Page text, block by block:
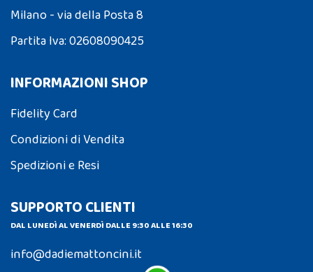
Milano - via della Posta 8
Partita Iva: 02608090425
INFORMAZIONI SHOP
Fidelity Card
Condizioni di Vendita
Spedizioni e Resi
SUPPORTO CLIENTI
DAL LUNEDÌ AL VENERDÌ DALLE 9:30 ALLE 16:30
info@dadiemattoncini.it